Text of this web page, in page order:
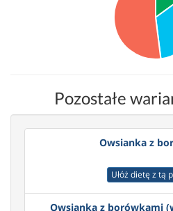
Pozostałe
Owsianka z
Ułóż dietę z tą
Owsianka z borówkami